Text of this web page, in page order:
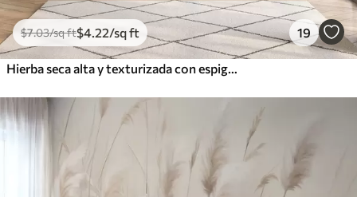
$7.03/sq ft$4 .22/sq ft 19